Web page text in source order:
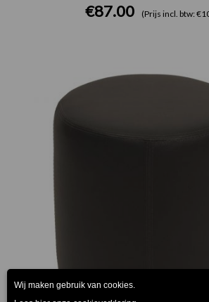
€87.00 (Prijs incl. btw: